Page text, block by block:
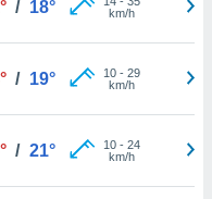
/ 18°
km/h
/ 19° 10- 29
km/h
/ 21° 10- 24
km/h